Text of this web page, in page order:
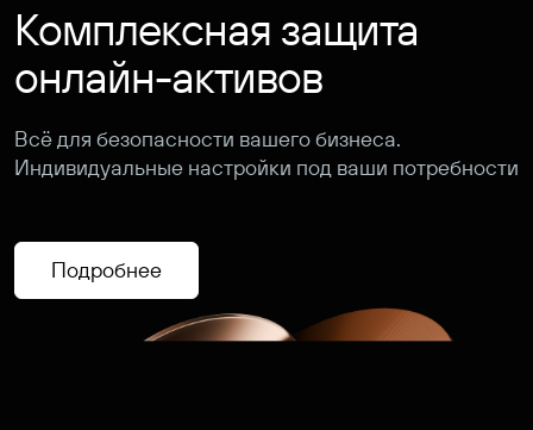
Комплексная защита
онлайн-активов
Всё для безопасности вашего бизнеса.
Индивидуальные настройки под ваши потребности
Подробнее